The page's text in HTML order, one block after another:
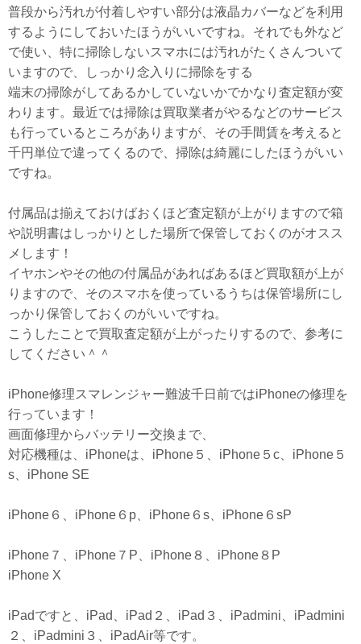
普段から汚れが付着しやすい部分は液晶カバーなどを利用
するようにしておいたほうがいいですね。それでも外など
で使い、特に掃除しないスマホには汚れがたくさんついて
いますので、しっかり念入りに掃除をする
端末の掃除がしてあるかしていないかでかなり査定額が変
わります。最近では掃除は買取業者がやるなどのサービス
も行っているところがありますが、その手間賃を考えると
千円単位で違ってくるので、掃除は綺麗にしたほうがいい
ですね。
付属品は揃えておけばおくほど査定額が上がりますので箱
や説明書はしっかりとした場所で保管しておくのがオスス
メします！
イヤホンやその他の付属品があればあるほど買取額が上が
りますので、そのスマホを使っているうちは保管場所にし
っかり保管しておくのがいいですね。
こうしたことで買取査定額が上がったりするので、参考に
してください＾＾
iPhone修理スマレンジャー難波千日前ではiPhoneの修理を
行っています！
画面修理からバッテリー交換まで、
対応機種は、iPhoneは、iPhone５、iPhone５c、iPhone５
s、iPhone SE
iPhone６、iPhone６p、iPhone６s、iPhone６sP
iPhone７、iPhone７P、iPhone８、iPhone８P
iPhone X
iPadですと、iPad、iPad２、iPad３、iPadmini、iPadmini
２、iPadmini３、iPadAir等です。